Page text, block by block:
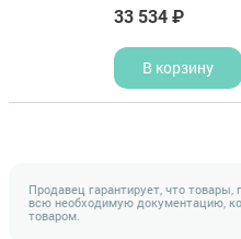
33 534 ₽
В корзину
Продавец гарантирует, что
всю необходимую документацию,
товаром.